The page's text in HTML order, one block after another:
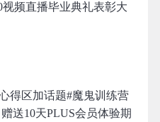
频直播毕业典礼表彰大
得区加话题#魔鬼训练营
送10天PLUS会员体验期